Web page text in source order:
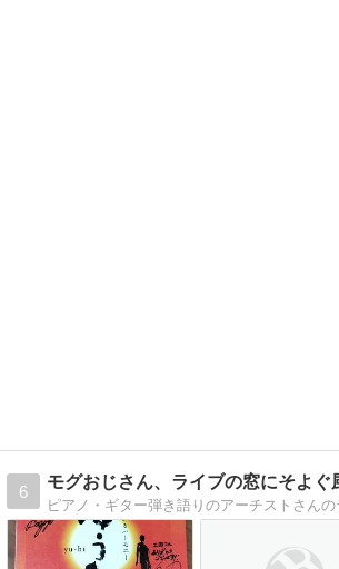
6
モグおじさん、ライブの窓にそよぐ